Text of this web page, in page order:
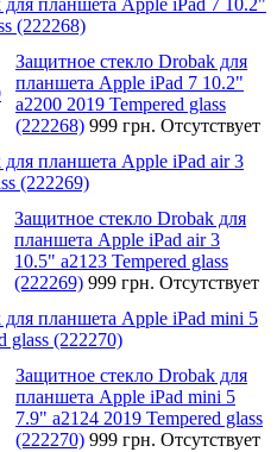
(222268)
Защитное стекло Drobak для
планшета Apple iPad 7 10.2"
a2200 2019 Tempered glass
(222268) 999 грн. Отсутствует
планшета Apple iPad air 3
(222269)
Защитное стекло Drobak для
планшета Apple iPad air 3
10.5" a2123 Tempered glass
(222269) 999 грн. Отсутствует
планшета Apple iPad mini 5
glass (222270)
Защитное стекло Drobak для
планшета Apple iPad mini 5
7.9" a2124 2019 Tempered glass
(222270) 999 грн. Отсутствует